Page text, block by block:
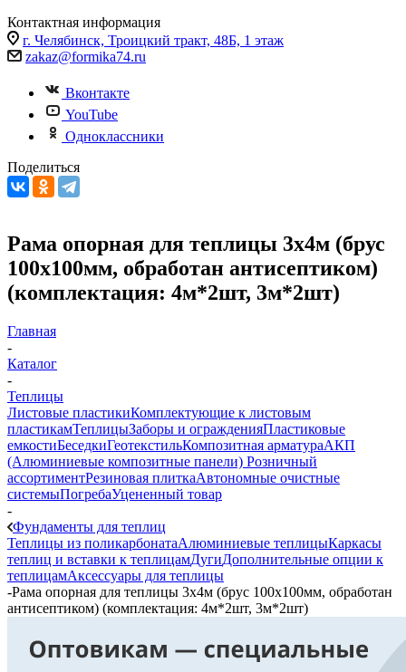
Контактная информация
г. Челябинск, Троицкий тракт, 48Б, 1 этаж
zakaz@formika74.ru
Вконтакте
YouTube
Одноклассники
Поделиться
Рама опорная для теплицы 3х4м (брус
100х100мм, обработан антисептиком)
(комплектация: 4м*2шт, 3м*2шт)
Главная
-
Каталог
-
Теплицы
Листовые пластикиКомплектующие к листовым
пластикамТеплицыЗаборы и огражденияПластиковые
емкостиБеседкиГеотекстильКомпозитная арматураАКП
(Алюминиевые композитные панели) Розничный
ассортиментРезиновая плиткаАвтономные очистные
системыПогребаУцененный товар
-
Фундаменты для теплиц
Теплицы из поликарбонатаАлюминиевые теплицыКаркасы
теплиц и вставки к теплицамДугиДополнительные опции к
теплицамАксессуары для теплицы
-Рама опорная для теплицы 3х4м (брус 100х100мм, обработан
антисептиком) (комплектация: 4м*2шт, 3м*2шт)